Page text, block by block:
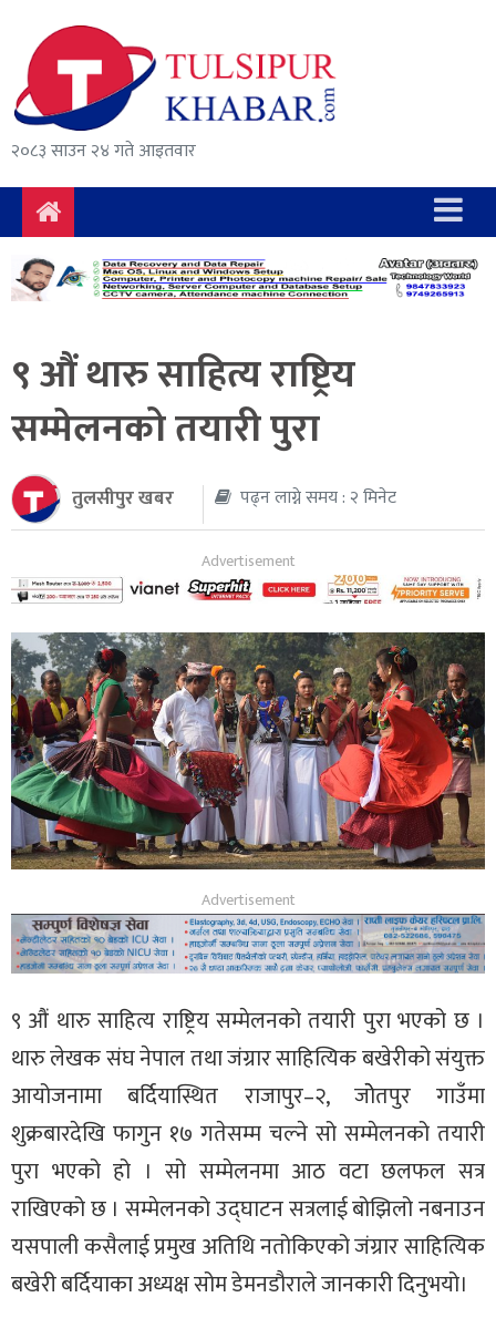
२०८३ साउन २४ गते आइतवार
समाचार
राजनीति
सुरक्षा/
अपराध
दुर्घटना
विचार
अर्थ
संवाद
मनोरञ्जन
९ औं थारु साहित्य राष्ट्रिय
सम्मेलनको तयारी पुरा
तुलसीपुर खबर पढ्न लाग्ने समय : २ मिनेट
९ औं थारु साहित्य राष्ट्रिय सम्मेलनको तयारी पुरा भएको छ ।
थारु लेखक संघ नेपाल तथा जंग्रार साहित्यिक बखेरीको संयुक्त
आयोजनामा बर्दियास्थित राजापुर–२, जोेतपुर गाउँमा
शुक्रबारदेखि फागुन १७ गतेसम्म चल्ने सो सम्मेलनको तयारी
पुरा भएको हो । सो सम्मेलनमा आठ वटा छलफल सत्र
राखिएको छ । सम्मेलनको उद्घाटन सत्रलाई बोझिलो नबनाउन
यसपाली कसैलाई प्रमुख अतिथि नतोकिएको जंग्रार साहित्यिक
बखेरी बर्दियाका अध्यक्ष सोम डेमनडौराले जानकारी दिनुभयो।